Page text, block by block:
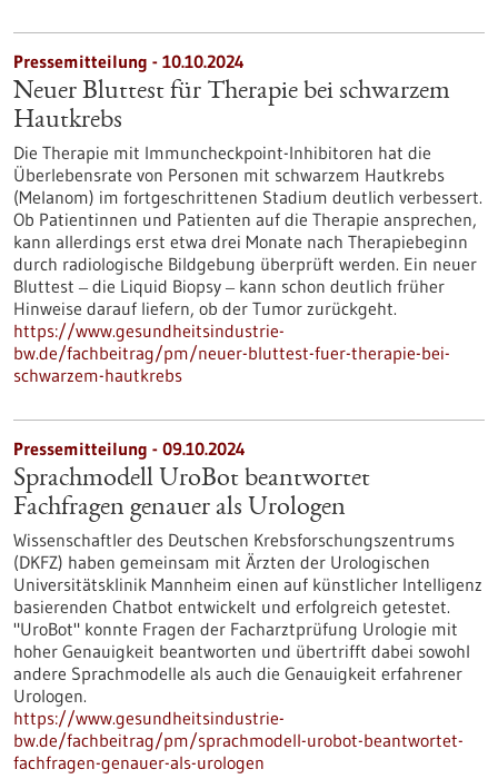
Pressemitteilung - 10.10.2024
Neuer Bluttest für Therapie bei schwarzem
Hautkrebs
Die Therapie mit Immuncheckpoint-Inhibitoren hat die
Überlebensrate von Personen mit schwarzem Hautkrebs
(Melanom) im fortgeschrittenen Stadium deutlich verbessert.
Ob Patientinnen und Patienten auf die Therapie ansprechen,
kann allerdings erst etwa drei Monate nach Therapiebeginn
durch radiologische Bildgebung überprüft werden. Ein neuer
Bluttest ‒ die Liquid Biopsy ‒ kann schon deutlich früher
Hinweise darauf liefern, ob der Tumor zurückgeht.
https://www.gesundheitsindustrie-
bw.de/fachbeitrag/pm/neuer-bluttest-fuer-therapie-bei-
schwarzem-hautkrebs
Pressemitteilung - 09.10.2024
Sprachmodell UroBot beantwortet
Fachfragen genauer als Urologen
Wissenschaftler des Deutschen Krebsforschungszentrums
(DKFZ) haben gemeinsam mit Ärzten der Urologischen
Universitätsklinik Mannheim einen auf künstlicher Intelligenz
basierenden Chatbot entwickelt und erfolgreich getestet.
"UroBot" konnte Fragen der Facharztprüfung Urologie mit
hoher Genauigkeit beantworten und übertrifft dabei sowohl
andere Sprachmodelle als auch die Genauigkeit erfahrener
Urologen.
https://www.gesundheitsindustrie-
bw.de/fachbeitrag/pm/sprachmodell-urobot-beantwortet-
fachfragen-genauer-als-urologen